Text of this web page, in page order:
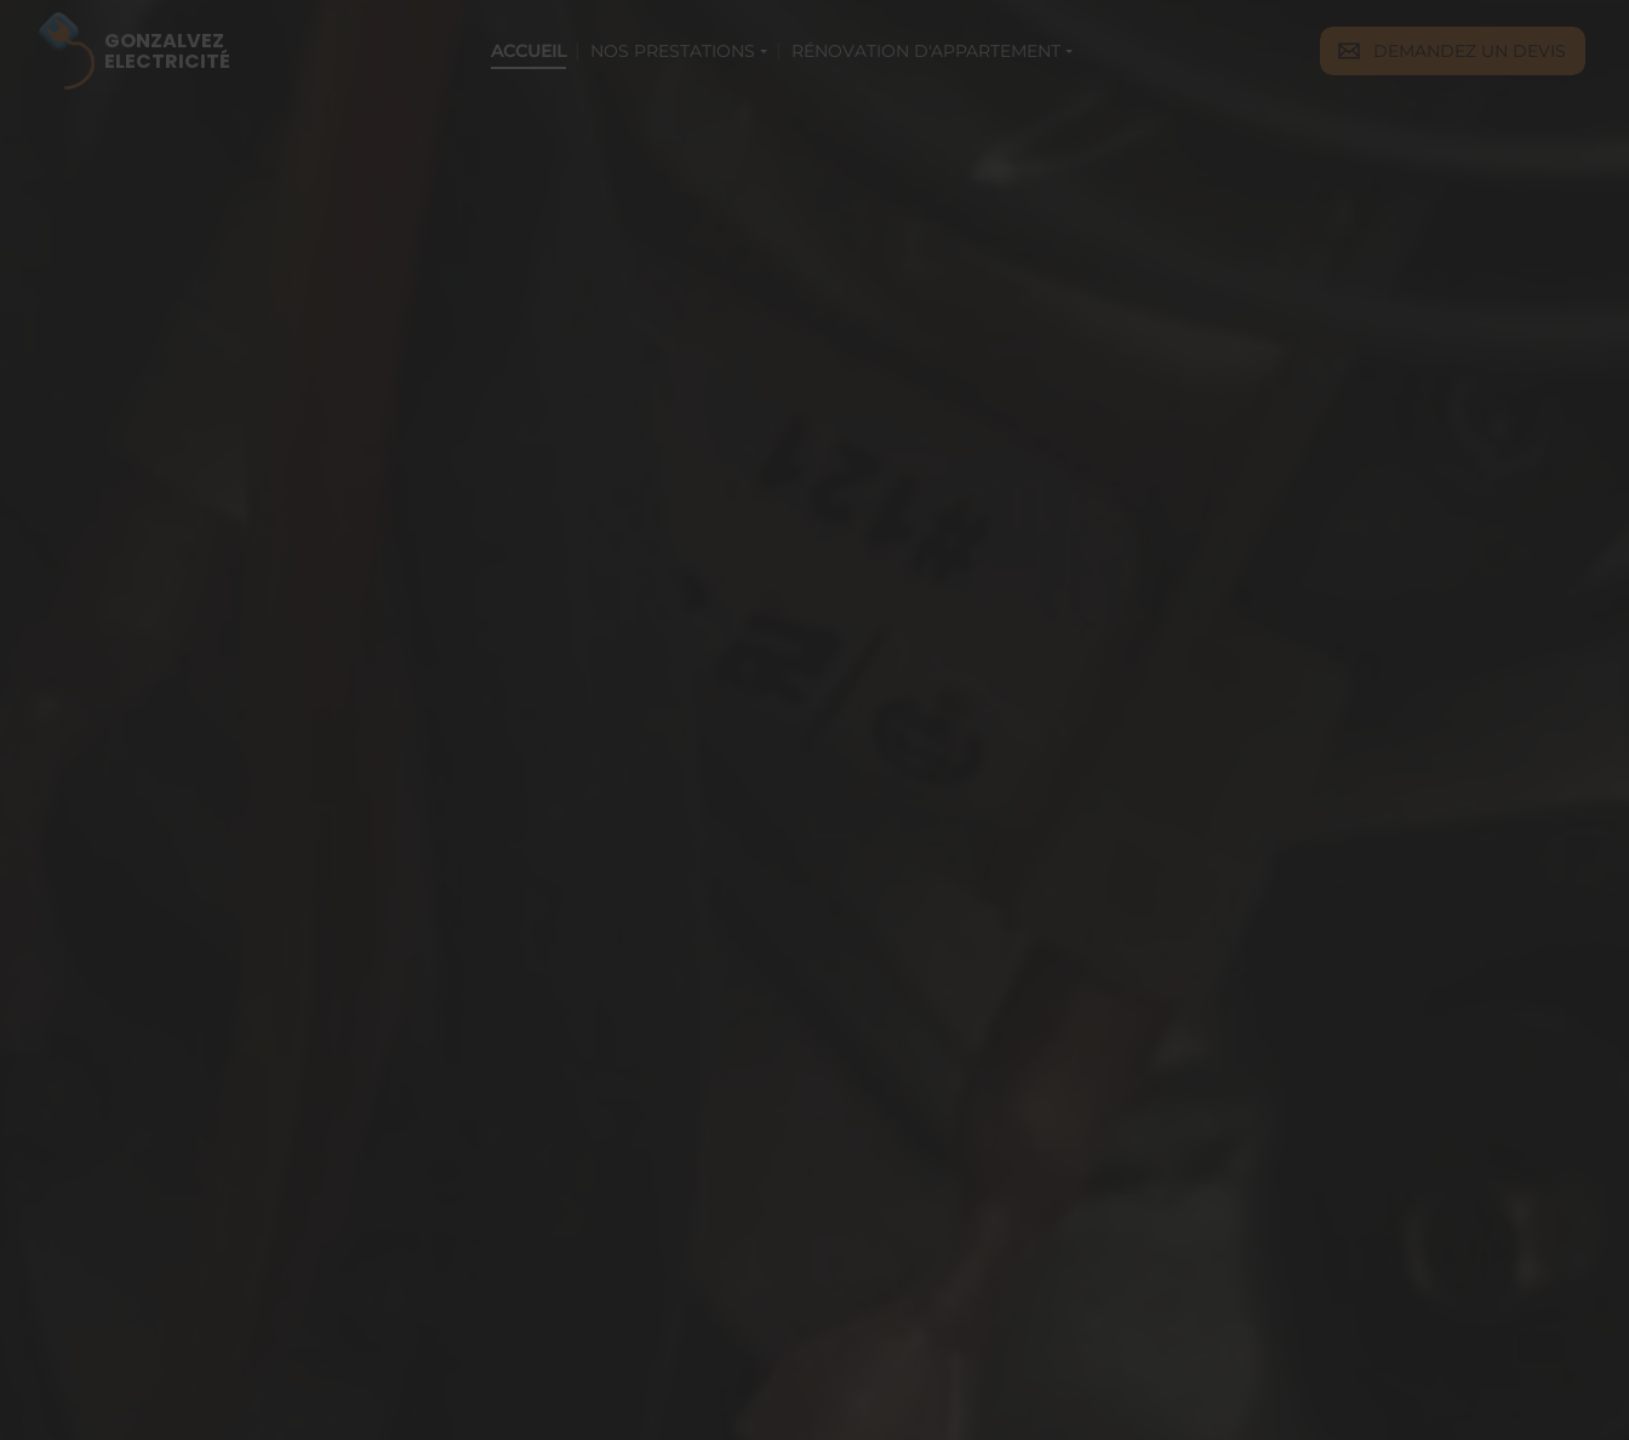
GONZALVEZ
ELECTRICITÉ ACCUEIL NOS PRESTATIONS RÉNOVATION D'APPARTEMENT DEMANDEZ UN DEVIS